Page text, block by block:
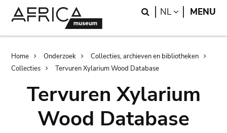
Search
NL LANGUAGE
MENU
Breadcrumb
Home Onderzoek
Collecties, archieven en bibliotheken
Collecties
Tervuren Xylarium Wood Database
Tervuren Xylarium
Wood Database